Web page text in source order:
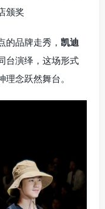
颁奖
的品牌走秀， 凯迪
台演绎，这场形式
念跃然舞台。